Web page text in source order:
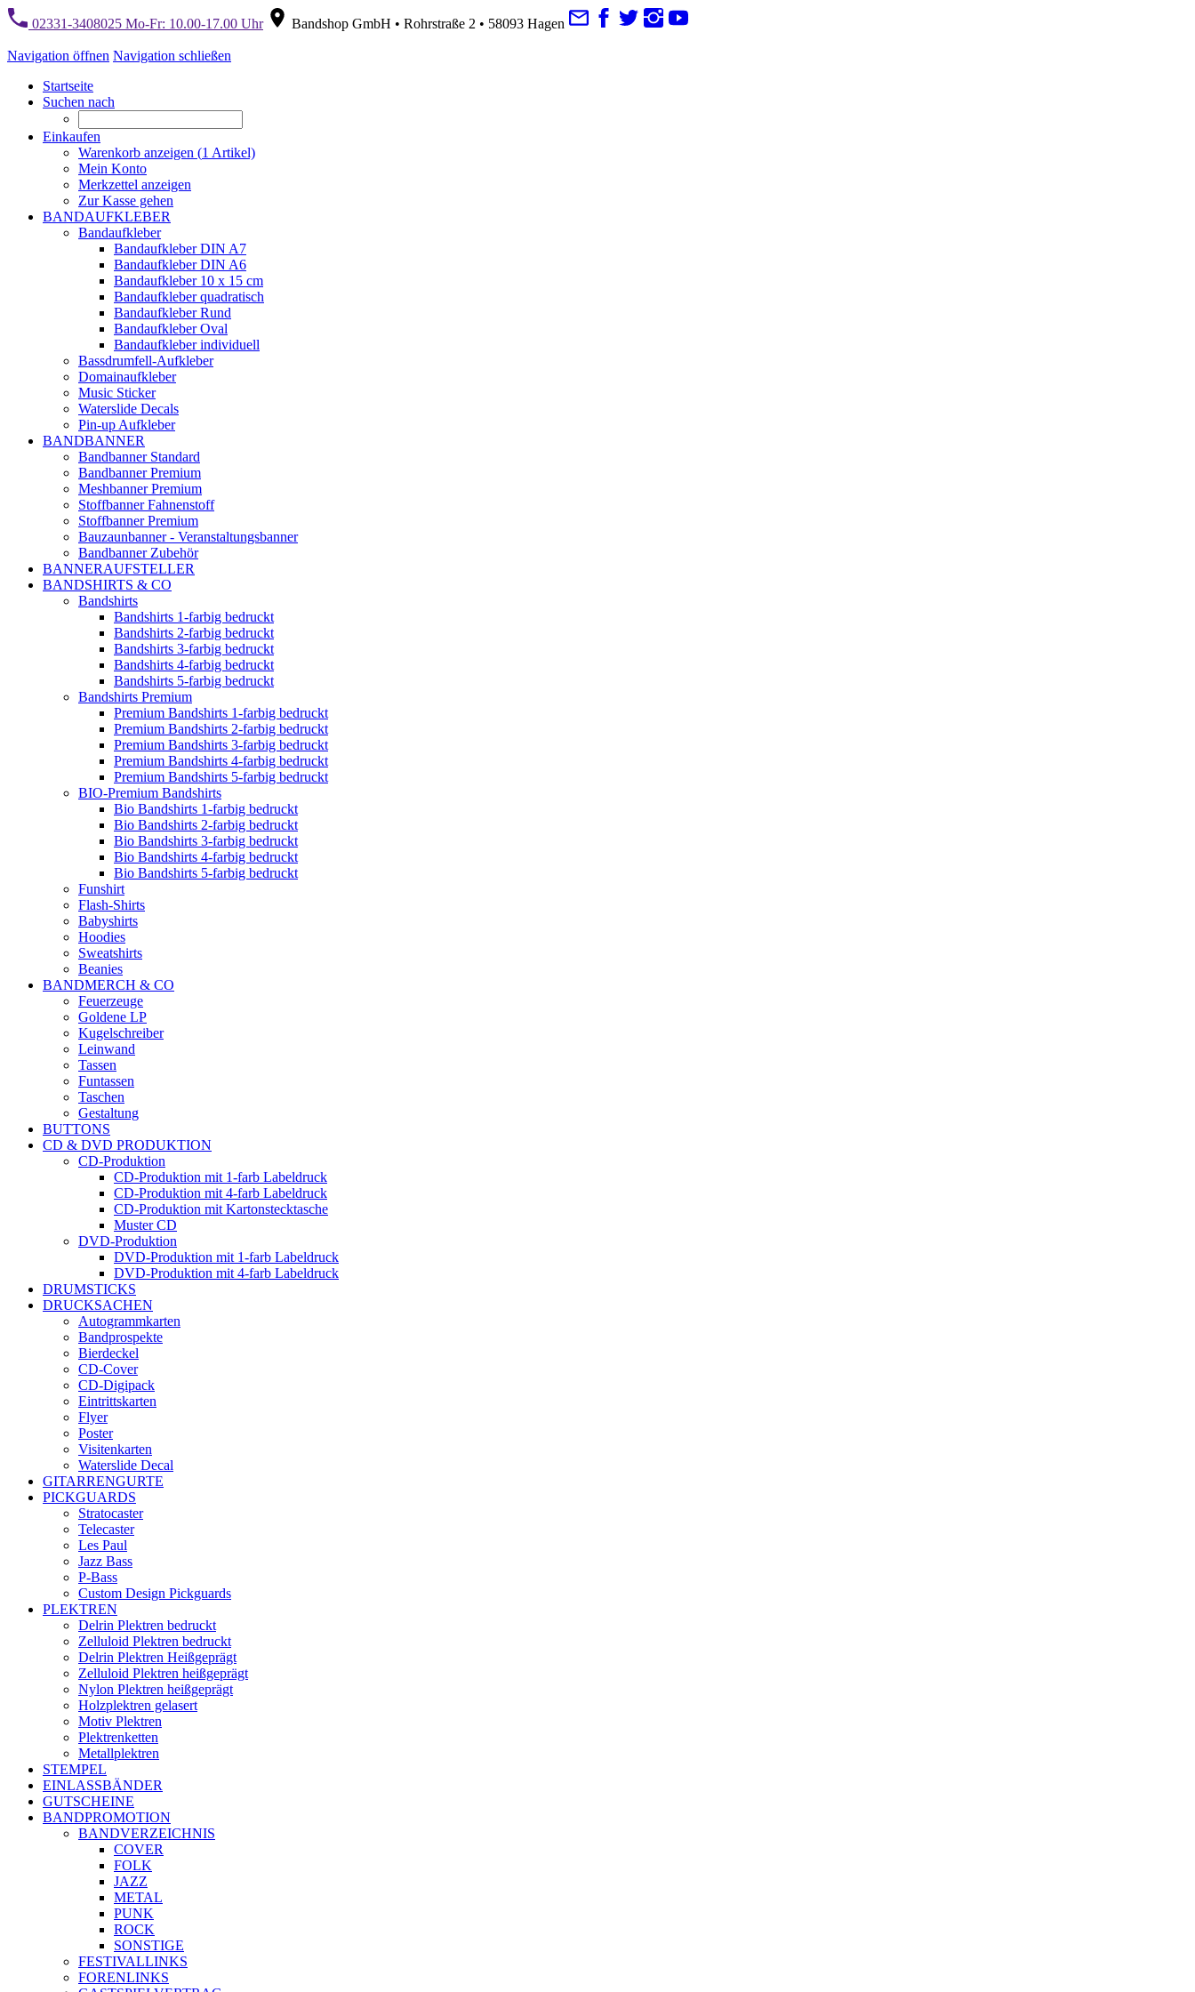
02331-3408025 Mo-Fr: 10.00-17.00 Uhr Bandshop GmbH • Rohrstraße 2 • 58093 Hagen
Navigation öffnen Navigation schließen
Startseite
Suchen nach
Einkaufen
Warenkorb anzeigen (1 Artikel)
Mein Konto
Merkzettel anzeigen
Zur Kasse gehen
BANDAUFKLEBER
Bandaufkleber
Bandaufkleber DIN A7
Bandaufkleber DIN A6
Bandaufkleber 10 x 15 cm
Bandaufkleber quadratisch
Bandaufkleber Rund
Bandaufkleber Oval
Bandaufkleber individuell
Bassdrumfell-Aufkleber
Domainaufkleber
Music Sticker
Waterslide Decals
Pin-up Aufkleber
BANDBANNER
Bandbanner Standard
Bandbanner Premium
Meshbanner Premium
Stoffbanner Fahnenstoff
Stoffbanner Premium
Bauzaunbanner - Veranstaltungsbanner
Bandbanner Zubehör
BANNERAUFSTELLER
BANDSHIRTS & CO
Bandshirts
Bandshirts 1-farbig bedruckt
Bandshirts 2-farbig bedruckt
Bandshirts 3-farbig bedruckt
Bandshirts 4-farbig bedruckt
Bandshirts 5-farbig bedruckt
Bandshirts Premium
Premium Bandshirts 1-farbig bedruckt
Premium Bandshirts 2-farbig bedruckt
Premium Bandshirts 3-farbig bedruckt
Premium Bandshirts 4-farbig bedruckt
Premium Bandshirts 5-farbig bedruckt
BIO-Premium Bandshirts
Bio Bandshirts 1-farbig bedruckt
Bio Bandshirts 2-farbig bedruckt
Bio Bandshirts 3-farbig bedruckt
Bio Bandshirts 4-farbig bedruckt
Bio Bandshirts 5-farbig bedruckt
Funshirt
Flash-Shirts
Babyshirts
Hoodies
Sweatshirts
Beanies
BANDMERCH & CO
Feuerzeuge
Goldene LP
Kugelschreiber
Leinwand
Tassen
Funtassen
Taschen
Gestaltung
BUTTONS
CD & DVD PRODUKTION
CD-Produktion
CD-Produktion mit 1-farb Labeldruck
CD-Produktion mit 4-farb Labeldruck
CD-Produktion mit Kartonstecktasche
Muster CD
DVD-Produktion
DVD-Produktion mit 1-farb Labeldruck
DVD-Produktion mit 4-farb Labeldruck
DRUMSTICKS
DRUCKSACHEN
Autogrammkarten
Bandprospekte
Bierdeckel
CD-Cover
CD-Digipack
Eintrittskarten
Flyer
Poster
Visitenkarten
Waterslide Decal
GITARRENGURTE
PICKGUARDS
Stratocaster
Telecaster
Les Paul
Jazz Bass
P-Bass
Custom Design Pickguards
PLEKTREN
Delrin Plektren bedruckt
Zelluloid Plektren bedruckt
Delrin Plektren Heißgeprägt
Zelluloid Plektren heißgeprägt
Nylon Plektren heißgeprägt
Holzplektren gelasert
Motiv Plektren
Plektrenketten
Metallplektren
STEMPEL
EINLASSBÄNDER
GUTSCHEINE
BANDPROMOTION
BANDVERZEICHNIS
COVER
FOLK
JAZZ
METAL
PUNK
ROCK
SONSTIGE
FESTIVALLINKS
FORENLINKS